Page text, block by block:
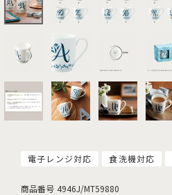
電子レンジ対応 食洗機対応
商品番号 4946J/MT59880